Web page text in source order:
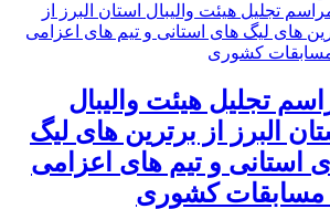
تجلیل هیئت والیبال
البرز از برترین های لیگ
استانی و تیم های اعزامی
مسابقات کشوری